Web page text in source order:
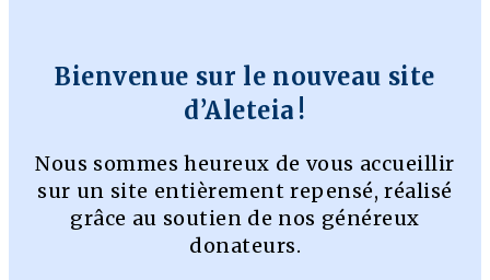
Bienvenue sur le nouveau site
d’Aleteia !
Nous sommes heureux de vous accueillir
sur un site entièrement repensé, réalisé
grâce au soutien de nos généreux
donateurs.